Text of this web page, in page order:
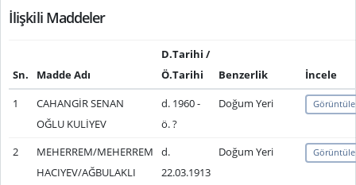
İlişkili Maddeler
Sn. Madde Adı
D.Tarihi /
Ö.Tarihi
Benzerlik
İncele
1
CAHANGİR SENAN
OĞLU KULİYEV
d. 1960 -
ö. ?
Doğum Yeri Görüntüle
2
MEHERREM/MEHERREM
HACIYEV/AĞBULAKLI
d.
22.03.1913
Doğum Yeri Görüntüle